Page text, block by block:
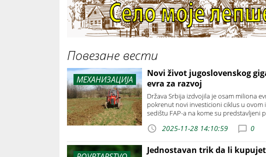
Повезане вести
МЕХАНИЗАЦИЈА
Novi život jugoslovenskog
evra za razvoj
Država Srbija izdvojila je osam miliona
pokrenut novi investicioni ciklus u
sedištu FAP-a na kome su predstavljeni
2025-11-28 14:10:59 0
Jednostavan trik da li